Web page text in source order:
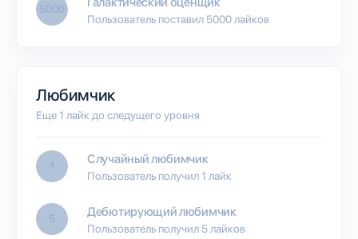
5000
Пользователь поставил 5000 лайков
Любимчик
Еще 1 лайк до следущего уровня
1 Случайный любимчик
Пользователь получил 1 лайк
5 Дебютирующий любимчик
Пользователь получил 5 лайков